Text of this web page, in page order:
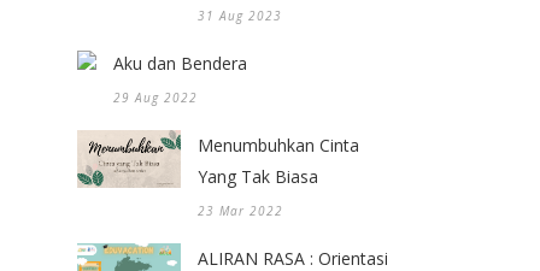
31 Aug 2023
Aku dan Bendera
29 Aug 2022
Menumbuhkan Cinta
Yang Tak Biasa
23 Mar 2022
ALIRAN RASA : Orientasi